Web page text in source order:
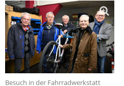
Besuch in der Fahrradwerkstatt